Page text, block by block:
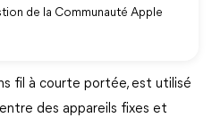
de la Communauté Apple
fil à courte portée, est utilisé
des appareils fixes et